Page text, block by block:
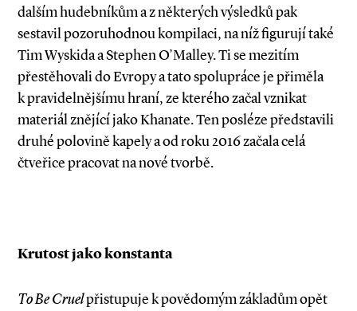
dalším hudebníkům a z některých výsledků pak
sestavil pozoruhodnou kompilaci, na níž figurují také
Tim Wyskida a Stephen O’Malley. Ti se mezitím
přestěhovali do Evropy a tato spolupráce je přiměla
k pravidelnějšímu hraní, ze kterého začal vznikat
materiál znějící jako Khanate. Ten posléze představili
druhé polovině kapely a od roku 2016 začala celá
čtveřice pracovat na nové tvorbě.
Krutost jako konstanta
To Be Cruelpřistupuje k povědomým základům opět